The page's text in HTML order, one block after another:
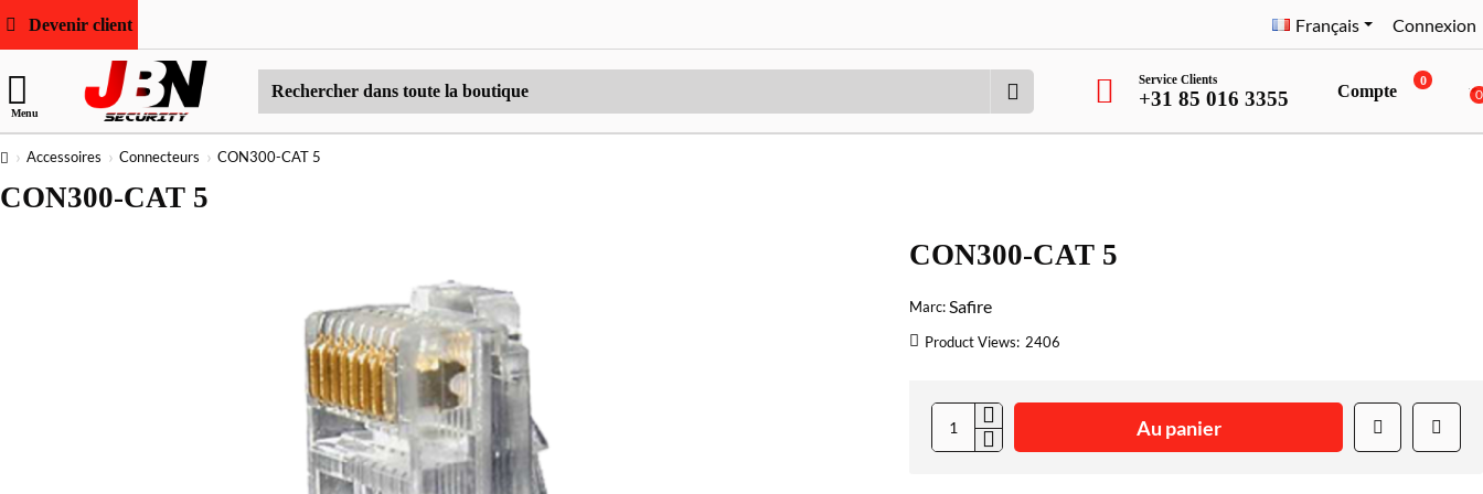
Devenir client Français Connexion
Menu
Rechercher
toute
Service Clients
+31 85 016 3355 Compte
0
0
home
Accessoires Connecteurs CON300-CAT 5
CON300-CAT 5
CON300-CAT 5
Marc: Safire
Product Views: 2406
Au panier